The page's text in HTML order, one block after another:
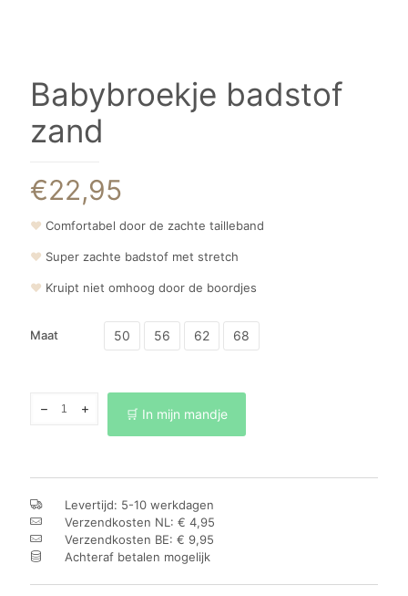
Babybroekje badstof
zand
€22,95
❤ Comfortabel door de zachte tailleband
❤ Super zachte badstof met stretch
❤ Kruipt niet omhoog door de boordjes
Maat 50 56 62 68
badstof
🛒 In mijn mandje
Levertijd: 5-10 werkdagen
Verzendkosten NL: € 4,95
Verzendkosten BE: € 9,95
Achteraf betalen mogelijk